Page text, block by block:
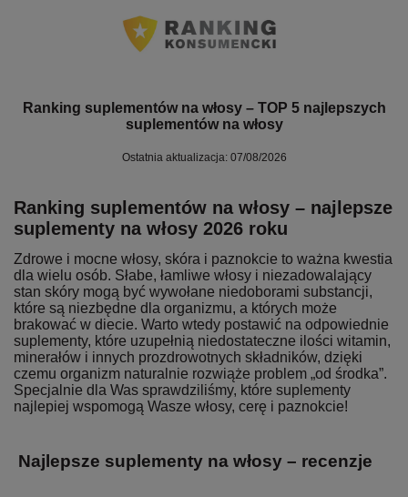
Ranking suplementów na włosy – TOP 5 najlepszych
suplementów na włosy
Ostatnia aktualizacja: 07/08/2026
Ranking suplementów na włosy – najlepsze
suplementy na włosy 2026 roku
Zdrowe i mocne włosy, skóra i paznokcie to ważna kwestia
dla wielu osób. Słabe, łamliwe włosy i niezadowalający
stan skóry mogą być wywołane niedoborami substancji,
które są niezbędne dla organizmu, a których może
brakować w diecie. Warto wtedy postawić na odpowiednie
suplementy, które uzupełnią niedostateczne ilości witamin,
minerałów i innych prozdrowotnych składników, dzięki
czemu organizm naturalnie rozwiąże problem „od środka”.
Specjalnie dla Was sprawdziliśmy, które suplementy
najlepiej wspomogą Wasze włosy, cerę i paznokcie!
Najlepsze suplementy na włosy – recenzje